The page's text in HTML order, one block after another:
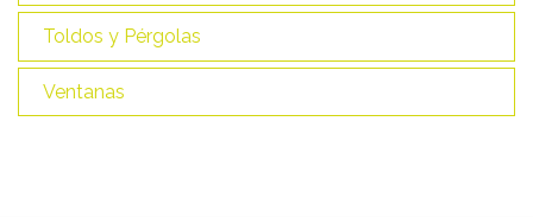
Toldos y Pérgolas
Ventanas